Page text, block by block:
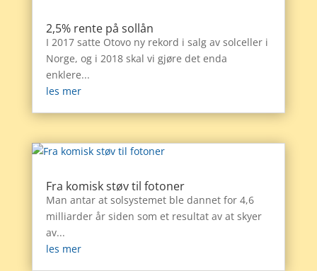
2,5% rente på sollån
I 2017 satte Otovo ny rekord i salg av solceller i
Norge, og i 2018 skal vi gjøre det enda
enklere...
les mer
Fra komisk støv til fotoner
Man antar at solsystemet ble dannet for 4,6
milliarder år siden som et resultat av at skyer
av...
les mer